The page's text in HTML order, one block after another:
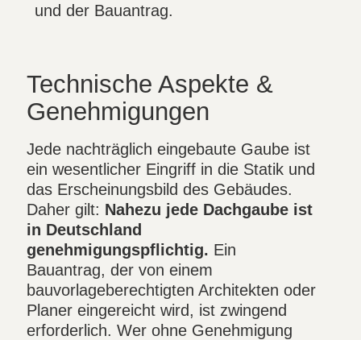
und der Bauantrag.
Technische Aspekte &
Genehmigungen
Jede nachträglich eingebaute Gaube ist
ein wesentlicher Eingriff in die Statik und
das Erscheinungsbild des Gebäudes.
Daher gilt: Nahezu jede Dachgaube ist
in Deutschland
genehmigungspflichtig. Ein
Bauantrag, der von einem
bauvorlageberechtigten Architekten oder
Planer eingereicht wird, ist zwingend
erforderlich. Wer ohne Genehmigung